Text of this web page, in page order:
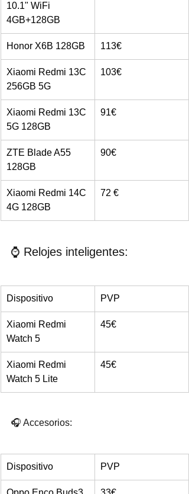
10.1" WiFi
4GB+128GB
Honor X6B 128GB 113€
Xiaomi Redmi 13C
256GB 5G
103€
Xiaomi Redmi 13C
5G 128GB
91€
ZTE Blade A55
128GB
90€
Xiaomi Redmi 14C
4G 128GB
72 €
⌚ Relojes inteligentes:
Dispositivo PVP
Xiaomi Redmi
Watch 5
45€
Xiaomi Redmi
Watch 5 Lite
45€
🎧 Accesorios:
Dispositivo PVP